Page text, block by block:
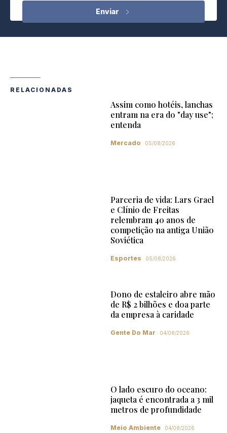
RELACIONADAS
Assim como hotéis, lanchas
entram na era do "day use";
entenda
Mercado 05/08/2026
Parceria de vida: Lars Grael
e Clínio de Freitas
relembram 40 anos de
competição na antiga União
Soviética
Esportes 05/08/2026
Dono de estaleiro abre mão
de R$ 2 bilhões e doa parte
da empresa à caridade
Gente Do Mar 04/08/2026
O lado escuro do oceano:
jaqueta é encontrada a 3 mil
metros de profundidade
Meio Ambiente 04/08/2026